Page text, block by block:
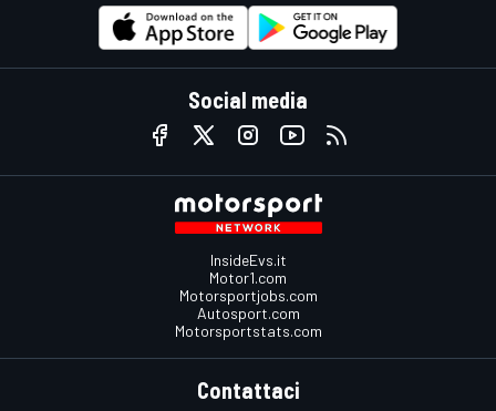
Social media
InsideEvs.it
Motor1.com
Motorsportjobs.com
Autosport.com
Motorsportstats.com
Contattaci